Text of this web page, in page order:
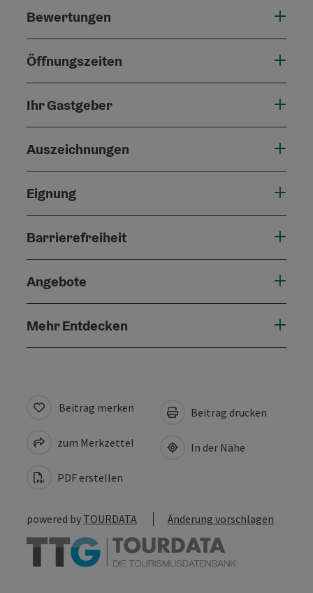
Bewertungen
Öffnungszeiten
Ihr Gastgeber
Auszeichnungen
Eignung
Barrierefreiheit
Angebote
Mehr Entdecken
Beitrag merken
zum Merkzettel
PDF erstellen
Beitrag drucken
In der Nähe
powered by TOURDATA Änderung vorschlagen